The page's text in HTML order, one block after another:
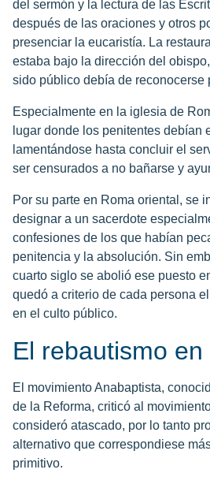
del sermón y la lectura de las
después de las oraciones y otros
presenciar la eucaristía. La
estaba bajo la dirección del
sido público debía de reconocerse
Especialmente en la iglesia de
lugar donde los penitentes debían
lamentándose hasta concluir el
ser censurados a no bañarse y
Por su parte en Roma oriental, se
designar a un sacerdote
confesiones de los que habían
penitencia y la absolución. Sin
cuarto siglo se abolió ese puesto
quedó a criterio de cada persona
en el culto público.
El rebautismo
El movimiento Anabaptista,
de la Reforma, criticó al
consideró atascado, por lo tanto
alternativo que correspondiese
primitivo.